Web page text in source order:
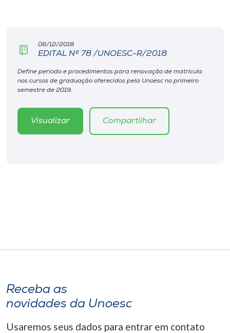
Editora
Rádio
o idioma
A-
06/12/2018
EDITAL Nº 78 /UNOESC-R/2018
Define período e procedimentos para renovação de matrícula
nos cursos de graduação oferecidos pela Unoesc no primeiro
semestre de 2019.
Visualizar Compartilhar
Receba as
novidades da Unoesc
Usaremos seus dados para entrar em contato